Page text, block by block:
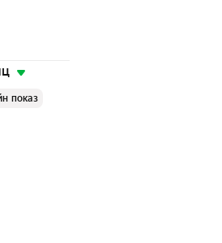
показ